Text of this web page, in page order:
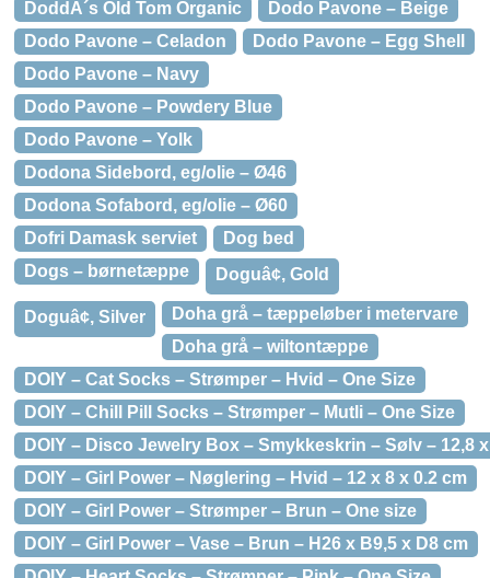
DoddÂ´s Old Tom Organic
Dodo Pavone – Beige
Dodo Pavone – Celadon
Dodo Pavone – Egg Shell
Dodo Pavone – Navy
Dodo Pavone – Powdery Blue
Dodo Pavone – Yolk
Dodona Sidebord, eg/olie – Ø46
Dodona Sofabord, eg/olie – Ø60
Dofri Damask serviet
Dog bed
Dogs – børnetæppe
Doguâ¢, Gold
Doguâ¢, Silver
Doha grå – tæppeløber i metervare
Doha grå – wiltontæppe
DOIY – Cat Socks – Strømper – Hvid – One Size
DOIY – Chill Pill Socks – Strømper – Mutli – One Size
DOIY – Disco Jewelry Box – Smykkeskrin – Sølv – 12,8
DOIY – Girl Power – Nøglering – Hvid – 12 x 8 x 0.2 cm
DOIY – Girl Power – Strømper – Brun – One size
DOIY – Girl Power – Vase – Brun – H26 x B9,5 x D8 cm